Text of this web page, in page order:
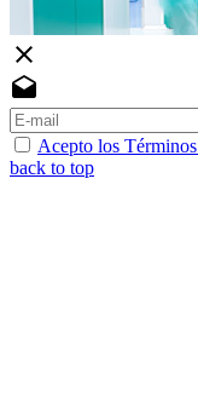
close
drafts
Acepto los
back to top